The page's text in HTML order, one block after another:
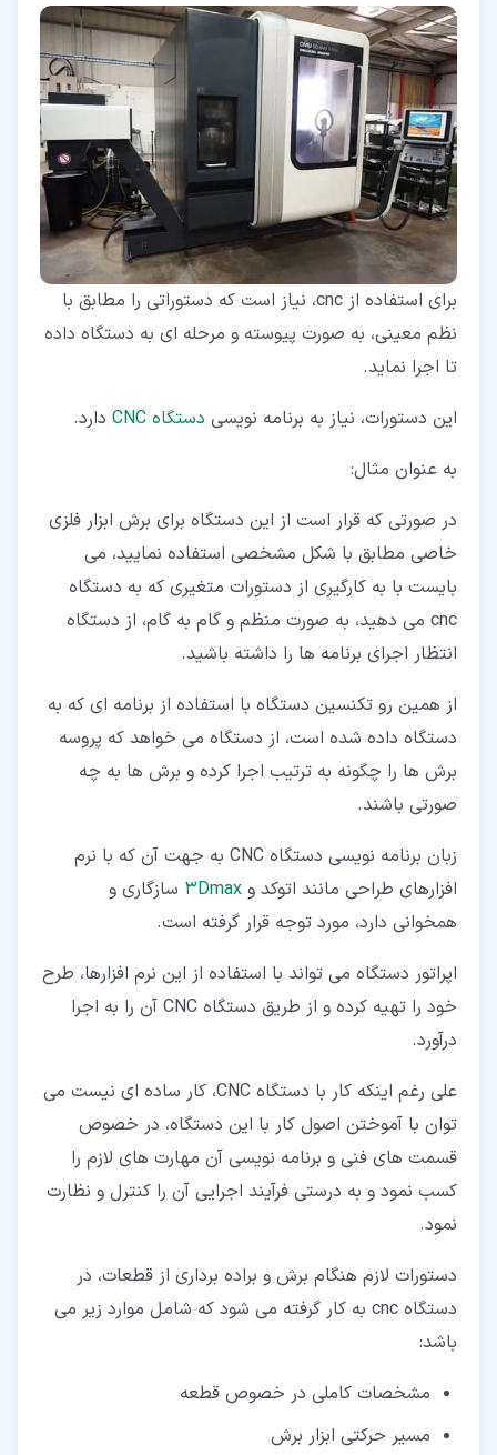
برای استفاده از cnc، نیاز است که دستوراتی را مطابق با
نظم معینی، به صورت پیوسته و مرحله ای به دستگاه داده
تا اجرا نماید.
این دستورات، نیاز به برنامه نویسی دستگاه CNC
دارد.
به عنوان مثال:
در صورتی که قرار است از این دستگاه برای برش ابزار فلزی
خاصی مطابق با شکل مشخصی استفاده نمایید، می
بایست با به کارگیری از دستورات متغیری که به دستگاه
cnc می دهید، به صورت منظم و گام به گام، از دستگاه
انتظار اجرای برنامه ها را داشته باشید.
از همین رو تکنسین دستگاه با استفاده از برنامه ای که به
دستگاه داده شده است، از دستگاه می خواهد که پروسه
برش ها را چگونه به ترتیب اجرا کرده و برش ها به چه
صورتی باشند.
زبان برنامه نویسی دستگاه CNC به جهت آن که با نرم
افزارهای طراحی مانند اتوکد و 3Dmax سازگاری و
همخوانی دارد، مورد توجه قرار گرفته است.
اپراتور دستگاه می تواند با استفاده از این نرم افزارها، طرح
خود را تهیه کرده و از طریق دستگاه CNC آن را به اجرا
درآورد.
علی رغم اینکه کار با دستگاه CNC، کار ساده ای نیست می
توان با آموختن اصول کار با این دستگاه، در خصوص
قسمت های فنی و برنامه نویسی آن مهارت های لازم را
کسب نمود و به درستی فرآیند اجرایی آن را کنترل و نظارت
نمود.
دستورات لازم هنگام برش و براده برداری از قطعات، در
دستگاه cnc به کار گرفته می شود که شامل موارد زیر می
باشد:
مشخصات کاملی در خصوص قطعه
مسیر حرکتی ابزار برش